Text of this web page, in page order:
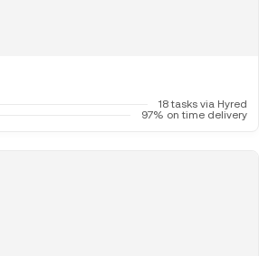
18 tasks via Hyred
97% on time delivery